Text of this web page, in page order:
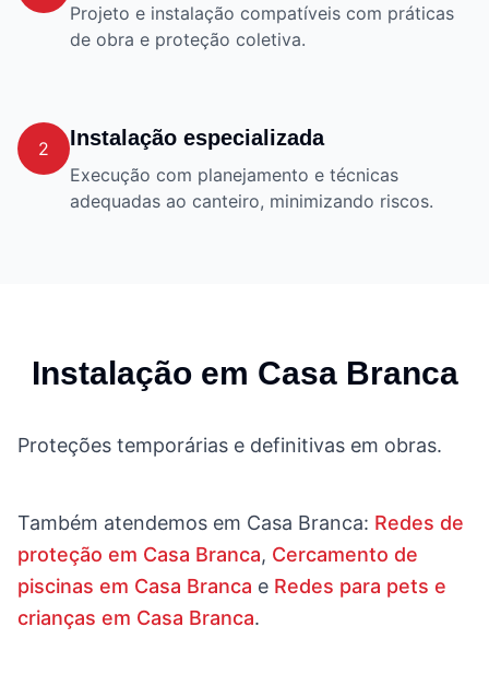
Projeto e instalação compatíveis com práticas
de obra e proteção coletiva.
2 Instalação especializada
Execução com planejamento e técnicas
adequadas ao canteiro, minimizando riscos.
Instalação em Casa Branca
Proteções temporárias e definitivas em obras.
Também atendemos em Casa Branca: Redes de
proteção em Casa Branca, Cercamento de
piscinas em Casa Branca e Redes para pets e
crianças em Casa Branca.